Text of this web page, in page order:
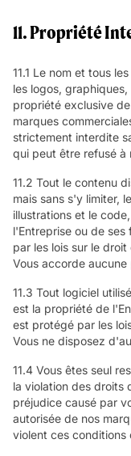
11. Propriété
11.1 Le nom et tous
les logos,
propriété exclusive
marques
strictement interdite
qui peut être refusé à
11.2 Tout le contenu
mais sans s'y limiter,
illustrations et le
l'Entreprise ou de
par les lois sur le
Vous accorde
11.3 Tout logiciel
est la propriété de
est protégé par les
Vous ne disposez
11.4 Vous êtes seul
la violation des droits
préjudice causé par
autorisée de nos
violent ces conditions